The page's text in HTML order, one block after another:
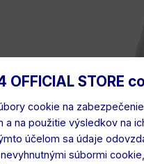
OFFICIAL STORE
cookie na
a na použitie výsledkov na
účelom sa údaje
súbormi